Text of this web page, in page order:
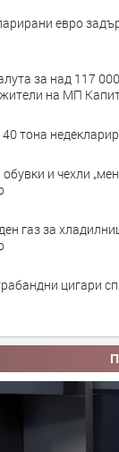
евро
за над 117
на МП
тона
и чехли
газ за
цигари